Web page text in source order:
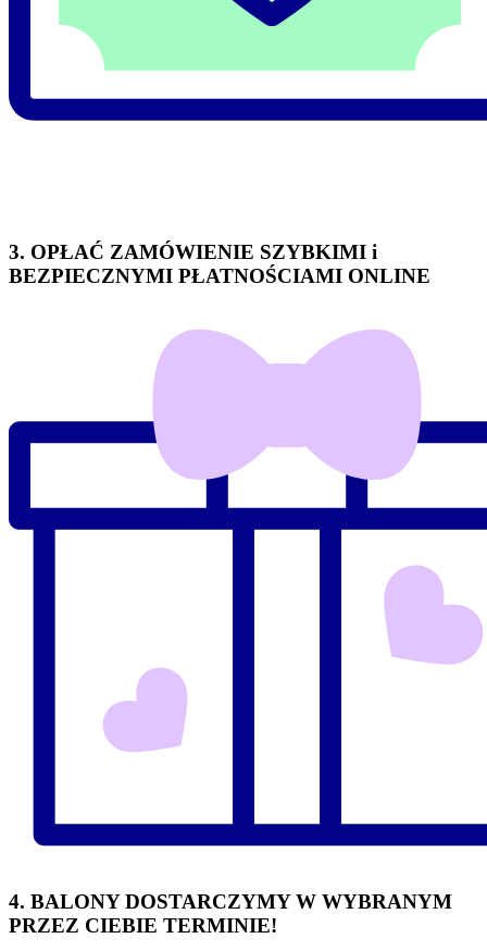
3. OPŁAĆ ZAMÓWIENIE SZYBKIMI i
BEZPIECZNYMI PŁATNOŚCIAMI ONLINE
4. BALONY DOSTARCZYMY W WYBRANYM
PRZEZ CIEBIE TERMINIE!